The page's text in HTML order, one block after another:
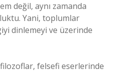
değil, aynı zamanda
Yani, toplumlar
dinlemeyi ve üzerinde
felsefi eserlerinde